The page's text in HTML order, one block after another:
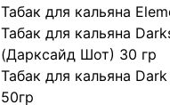
Табак для кальяна
Табак для кальяна
(Дарксайд Шот) 30 гр
Табак для кальяна
50гр